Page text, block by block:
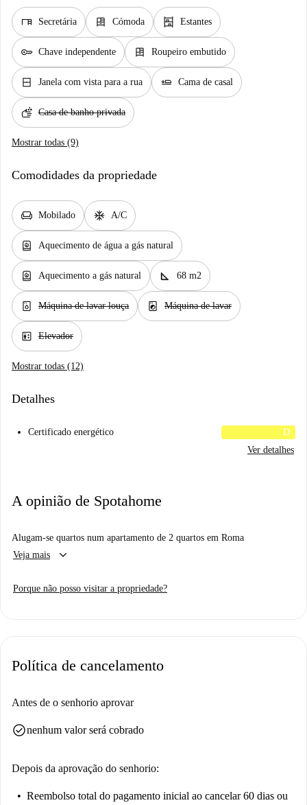
desk Secretária dresser Cómoda shelves Estantes
key Chave independente dresser Roupeiro embutido
window_closed Janela com vista para a rua airline_seat_flat Cama de casal
soap Casa de banho privada
Mostrar todas (9)
Comodidades da propriedade
chair Mobilado ac_unit A/C
water_heater Aquecimento de água a gás natural
water_heater Aquecimento a gás natural square_foot 68 m2
dishwasher_gen Máquina de lavar louça local_laundry_service Máquina de lavar
elevator Elevador
Mostrar todas (12)
Detalhes
Certificado energético
D
Ver detalhes
A opinião de Spotahome
Alugam-se quartos num apartamento de 2 quartos em Roma
Veja mais
keyboard_arrow_down
Porque não posso visitar a propriedade?
Política de cancelamento
Antes de o senhorio aprovar
check_circlenenhum valor será cobrado
Depois da aprovação do senhorio:
Reembolso total do pagamento inicial ao cancelar 60 dias ou